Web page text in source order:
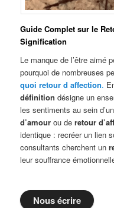
Guide Complet sur le
Signification
Le manque de l’être aimé
pourquoi de nombreuses
quoi retour d affection.
définition désigne un
les sentiments au sein
d’amour ou deretour
identique : recréer un lien
consultants cherchent un
leur souffrance
Nous écrire